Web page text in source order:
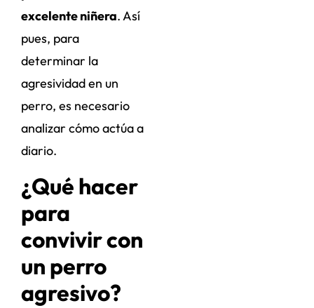
excelente niñera. Así
pues, para
determinar la
agresividad en un
perro, es necesario
analizar cómo actúa a
diario.
¿Qué hacer
para
convivir con
un perro
agresivo?